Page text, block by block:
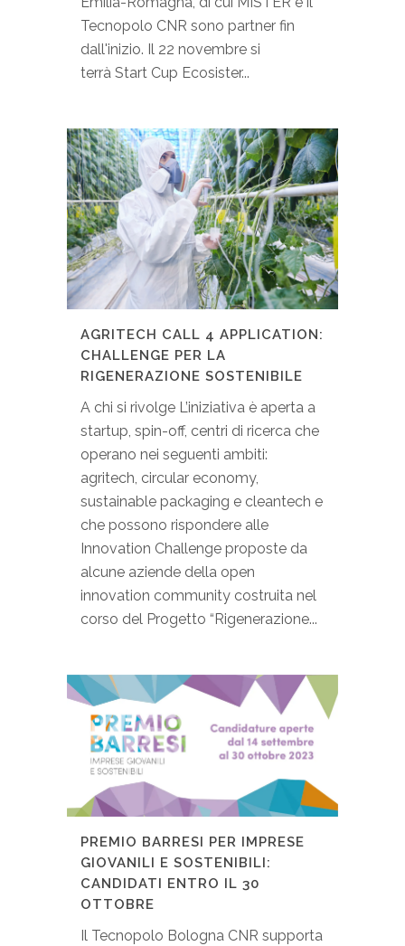
Tecnopolo CNR sono partner fin
dall'inizio. Il 22 novembre si
terrà Start Cup Ecosister...
AGRITECH CALL 4 APPLICATION:
CHALLENGE PER LA
RIGENERAZIONE SOSTENIBILE
A chi si rivolge L’iniziativa è aperta a
startup, spin-off, centri di ricerca che
operano nei seguenti ambiti:
agritech, circular economy,
sustainable packaging e cleantech e
che possono rispondere alle
Innovation Challenge proposte da
alcune aziende della open
innovation community costruita nel
corso del Progetto “Rigenerazione...
PREMIO BARRESI PER IMPRESE
GIOVANILI E SOSTENIBILI:
CANDIDATI ENTRO IL 30
OTTOBRE
Il Tecnopolo Bologna CNR supporta